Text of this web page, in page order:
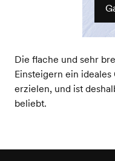
Die flache und sehr
Einsteigern ein
erzielen, und ist
beliebt.